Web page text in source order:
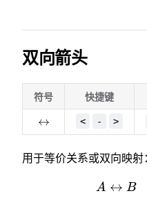
双向箭头
符号 快捷键
\leftrightarrow
↔ < - >
用于等价关系或双向映射
A ↔ B